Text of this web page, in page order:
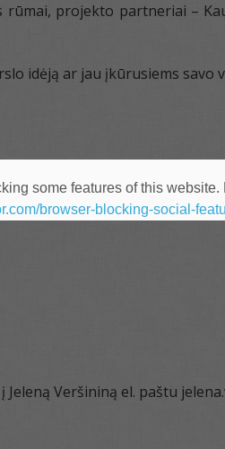
projekto partneriai –
idėją ar jau įkūrusiems savo
Veršininą el. paštu
some features of this
browser-blocking-social-